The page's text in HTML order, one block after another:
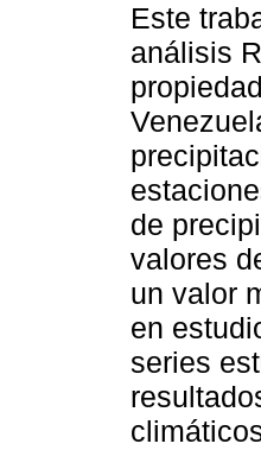
Este
análisis
de
valores
un valor
en
series